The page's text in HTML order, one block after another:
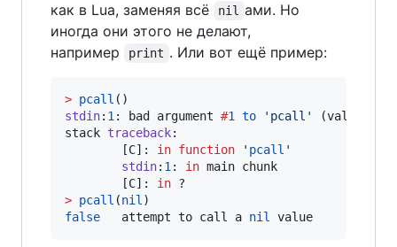
как в Lua, заменяя всё
nil ами. Но
иногда они этого не делают,
например
print . Или вот ещё пример:
> pcall
stdin: 1 : bad argument #1 to ' pcall ' (value
stack traceback:
        [
C]: in function ' pcall '
stdin: 1 : in main chunk
        [
C]: in
> pcall (nil
false
attempt to call a nil value